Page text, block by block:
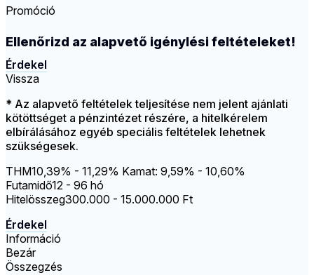
Promóció
Ellenőrizd az alapvető igénylési feltételeket!
Érdekel
Vissza
* Az alapvető feltételek teljesítése nem jelent ajánlati
kötöttséget a pénzintézet részére, a hitelkérelem
elbírálásához egyéb speciális feltételek lehetnek
szükségesek.
THM10,39% - 11,29% Kamat: 9,59% - 10,60%
Futamidő12 - 96 hó
Hitelösszeg300.000 - 15.000.000 Ft
Érdekel
Információ
Bezár
Összegzés